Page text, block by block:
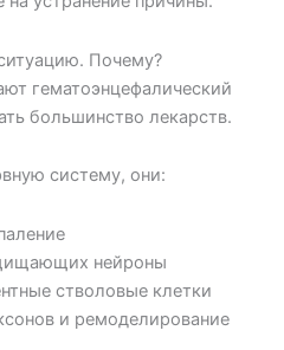
Почему?
гематоэнцефалический
большинство лекарств.
систему, они:
нейроны
стволовые клетки
и ремоделирование